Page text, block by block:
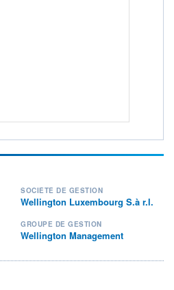
SOCIÉTÉ DE GESTION
Wellington Luxembourg S.à r.l.
GROUPE DE GESTION
Wellington Management